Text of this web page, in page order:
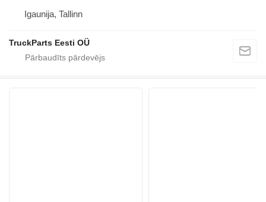
Igaunija, Tallinn
TruckParts Eesti OÜ